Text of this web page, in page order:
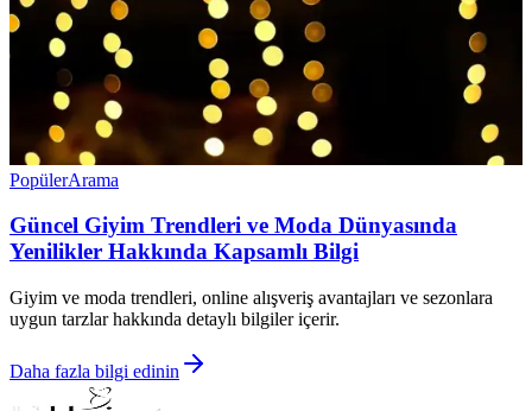
PopülerArama
Güncel Giyim Trendleri ve Moda Dünyasında
Yenilikler Hakkında Kapsamlı Bilgi
Giyim ve moda trendleri, online alışveriş avantajları ve sezonlara
uygun tarzlar hakkında detaylı bilgiler içerir.
Daha fazla bilgi edinin